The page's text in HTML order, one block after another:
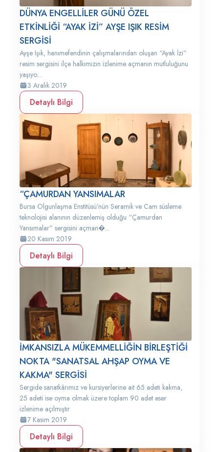
DÜNYA ENGELLİLER GÜNÜ ÖZEL
ETKİNLİĞİ “AYAK İZİ” AYŞE IŞIK RESİM
SERGİSİ
Ayşe Işık, hanımefendinin çalışmalarından oluşan “Ayak İzi”
resim sergisini ilçe halkımızın izlenime açmanın mutluluğunu
yaşıyo...
3 Aralık 2019
Detaylı Bilgi
“ÇAMURDAN YANSIMALAR
Bursa Olgunlaşma Enstitüsü’nün Seramik ve Cam süsleme
teknolojisi alanının düzenlemiş olduğu “Çamurdan
Yansımalar” sergisini açman�...
20 Kasım 2019
Detaylı Bilgi
İMKANSIZLA MÜKEMMELLİĞİN BİRLEŞTİĞİ
NOKTA "SANATSAL AHŞAP OYMA VE
KAKMA" SERGİSİ
Sergide sanatkârımız ve kursiyerlerine ait 65 adeti kakma,
25 adeti ise oyma olmak üzere toplam 90 adet eser
izlenime açılmıştır
7 Kasım 2019
Detaylı Bilgi